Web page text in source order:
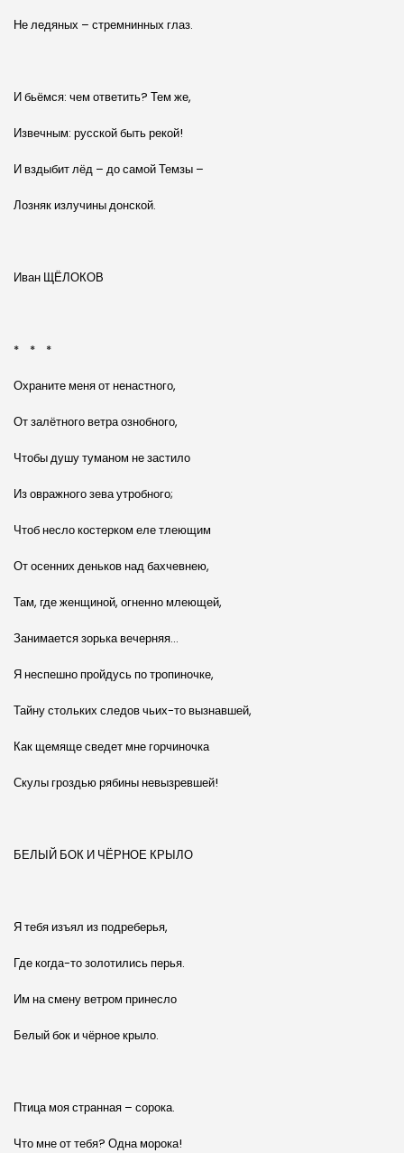
Не ледяных – стремнинных глаз.
И бьёмся: чем ответить? Тем же,
Извечным: русской быть рекой!
И вздыбит лёд – до самой Темзы –
Лозняк излучины донской.
Иван ЩЁЛОКОВ
* * *
Охраните меня от ненастного,
От залётного ветра ознобного,
Чтобы душу туманом не застило
Из овражного зева утробного;
Чтоб несло костерком еле тлеющим
От осенних деньков над бахчевнею,
Там, где женщиной, огненно млеющей,
Занимается зорька вечерняя…
Я неспешно пройдусь по тропиночке,
Тайну стольких следов чьих-то вызнавшей,
Как щемяще сведет мне горчиночка
Скулы гроздью рябины невызревшей!
БЕЛЫЙ БОК И ЧЁРНОЕ КРЫЛО
Я тебя изъял из подреберья,
Где когда-то золотились перья.
Им на смену ветром принесло
Белый бок и чёрное крыло.
Птица моя странная – сорока.
Что мне от тебя? Одна морока!